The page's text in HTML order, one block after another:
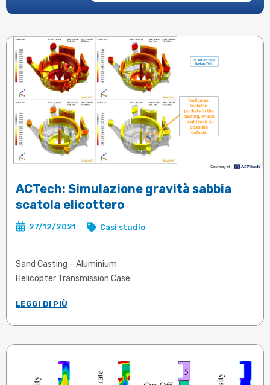
ACTech: Simulazione gravità sabbia
scatola elicottero
27/12/2021 Casi studio
Sand Casting – Aluminium
Helicopter Transmission Case
Deformazioni
LEGGI DI PIÙ